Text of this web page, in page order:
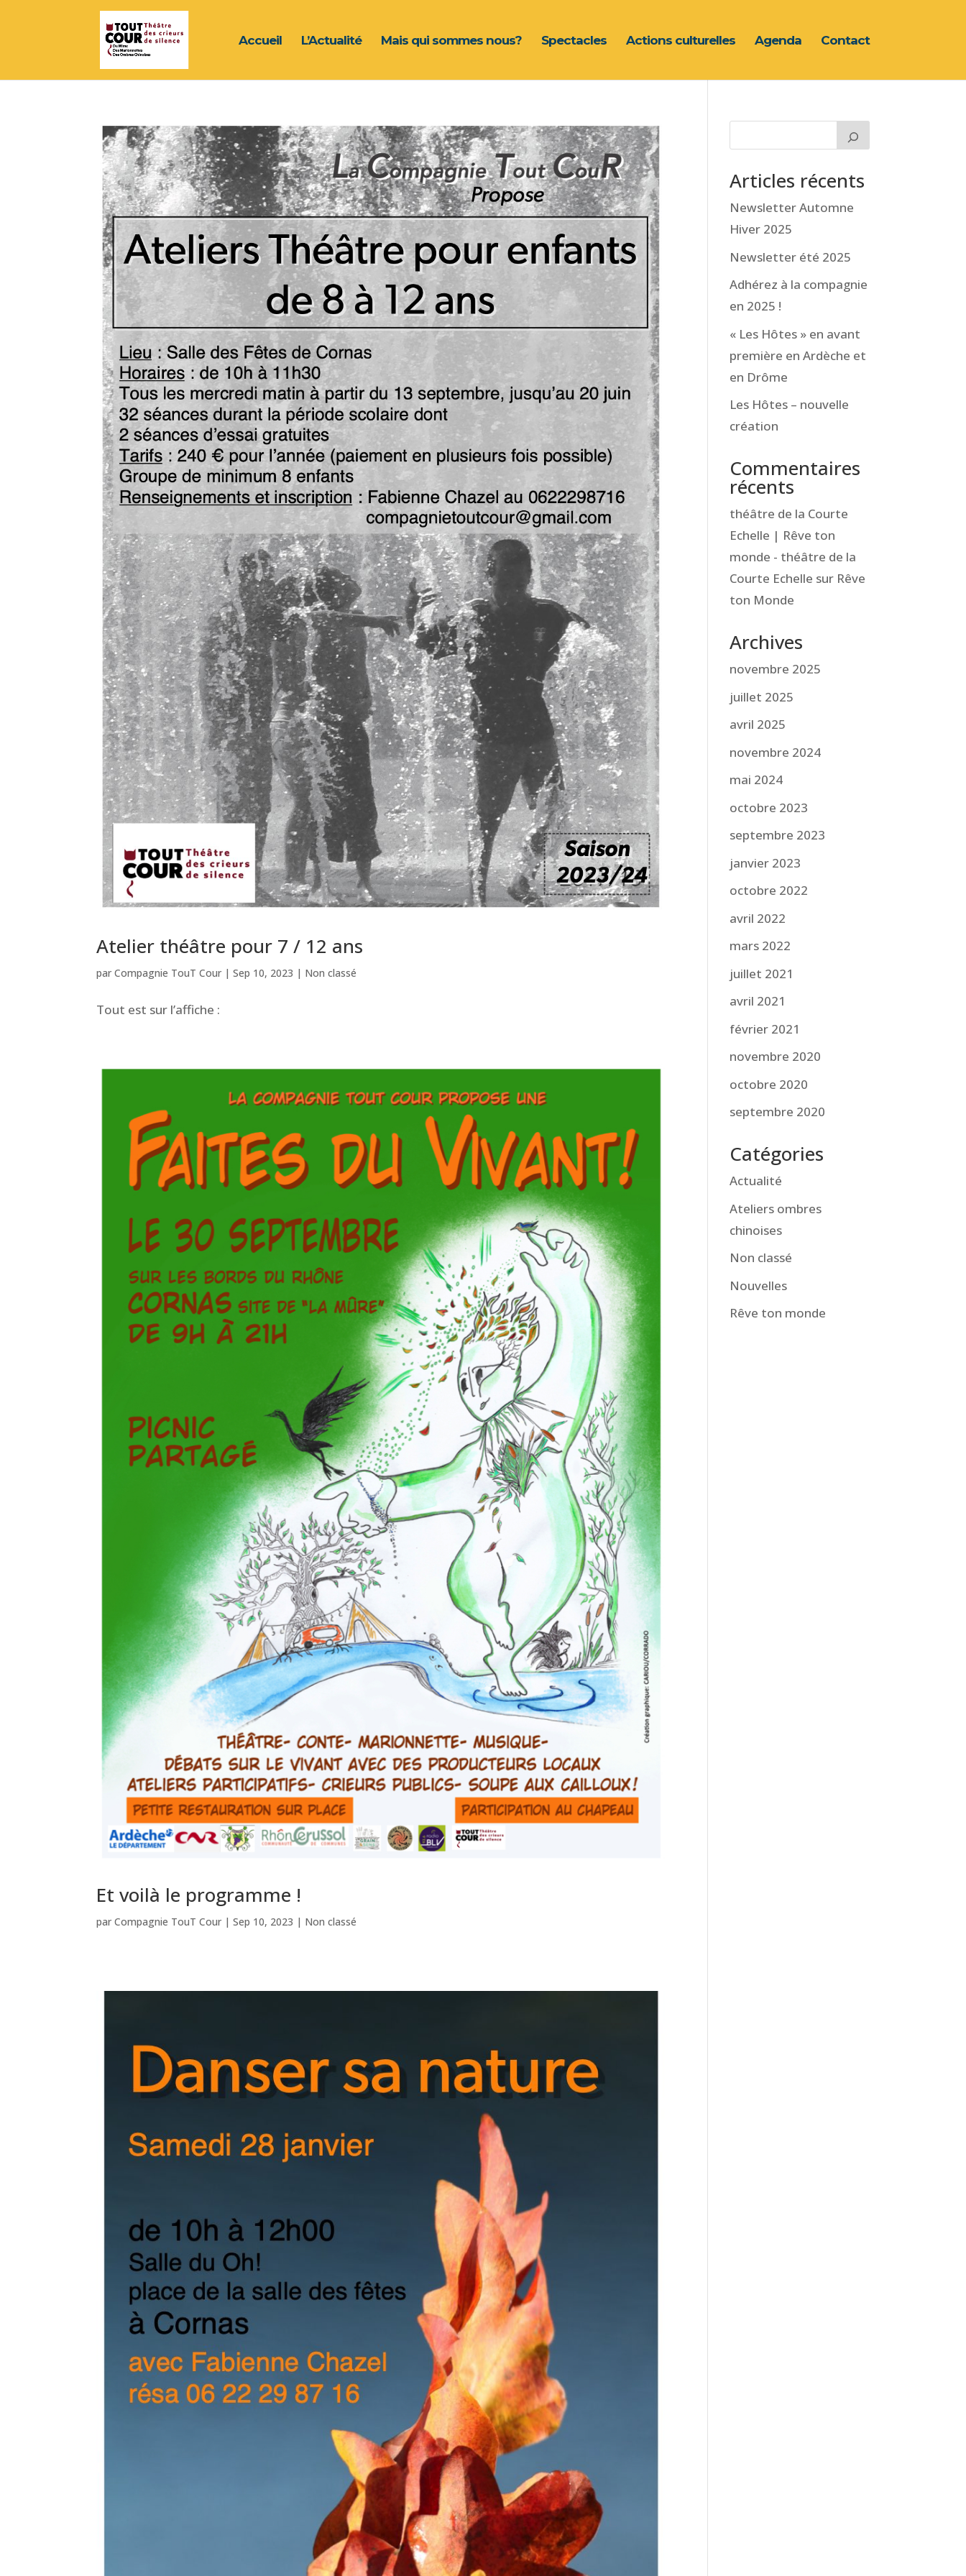
Accueil L’Actualité Mais qui sommes nous? Spectacles Actions culturelles Agenda Contact
Atelier théâtre pour 7 / 12 ans
parCompagnie TouT Cour |Sep 10, 2023 | Non classé
Tout est sur l’affiche :
Et voilà le programme !
parCompagnie TouT Cour |Sep 10, 2023 | Non classé
Articles récents
Newsletter Automne
Hiver 2025
Newsletter été 2025
Adhérez à la compagnie
en 2025 !
« Les Hôtes » en avant
première en Ardèche et
en Drôme
Les Hôtes – nouvelle
création
Commentaires
récents
théâtre de la Courte
Echelle | Rêve ton
monde - théâtre de la
Courte Echelle sur Rêve
ton Monde
Archives
novembre 2025
juillet 2025
avril 2025
novembre 2024
mai 2024
octobre 2023
septembre 2023
janvier 2023
octobre 2022
avril 2022
mars 2022
juillet 2021
avril 2021
février 2021
novembre 2020
octobre 2020
septembre 2020
Catégories
Actualité
Ateliers ombres
chinoises
Non classé
Nouvelles
Rêve ton monde